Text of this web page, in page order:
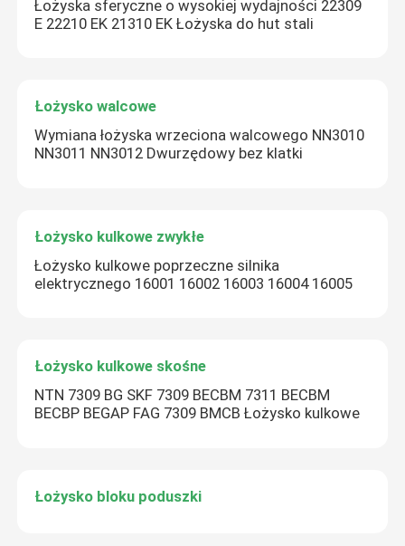
Łożyska sferyczne o wysokiej wydajności 22309
E 22210 EK 21310 EK Łożyska do hut stali
Łożysko walcowe
Wymiana łożyska wrzeciona walcowego NN3010
NN3011 NN3012 Dwurzędowy bez klatki
Łożysko kulkowe zwykłe
Łożysko kulkowe poprzeczne silnika
elektrycznego 16001 16002 16003 16004 16005
Łożysko kulkowe skośne
NTN 7309 BG SKF 7309 BECBM 7311 BECBM
BECBP BEGAP FAG 7309 BMCB Łożysko kulkowe
Łożysko bloku poduszki